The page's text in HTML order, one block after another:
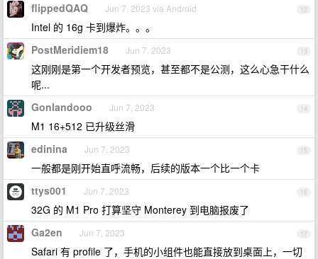
12
flippedQAQ Jun 7, 2023 via Android
Intel 的 16g 卡到爆炸。。。
13
PostMeridiem18 Jun 7, 2023
这刚刚是第一个开发者预览，甚至都不是公测，这么心急干什么
呢...
14
Gonlandooo Jun 7, 2023
M1 16+512 已升级丝滑
15
edinina Jun 7, 2023
一般都是刚开始直呼流畅，后续的版本一个比一个卡
16
ttys001 Jun 7, 2023
32G 的 M1 Pro 打算坚守 Monterey 到电脑报废了
17
Ga2en Jun 7, 2023
Safari 有 profile 了，手机的小组件也能直接放到桌面上，一切